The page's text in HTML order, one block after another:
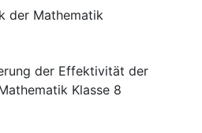
der Mathematik
der Effektivität der
Klasse 8